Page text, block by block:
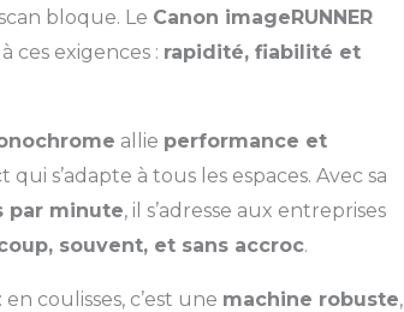
bloque. Le Canon imageRUNNER
exigences : rapidité, fiabilité et
allie performance et
s’adapte à tous les espaces. Avec sa
par minute, il s’adresse aux entreprises
souvent, et sans accroc.
coulisses, c’est une machine robuste,